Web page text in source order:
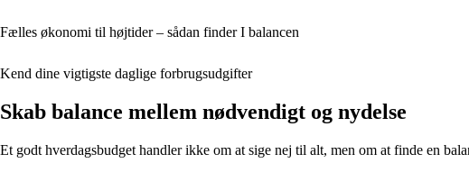
Fælles økonomi til højtider – sådan finder I balancen
Kend dine vigtigste daglige forbrugsudgifter
Skab balance mellem nødvendigt og nydelse
Et godt hverdagsbudget handler ikke om at sige nej til alt, men om at finde en